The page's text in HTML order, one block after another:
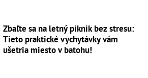
Zbaľte sa na letný piknik bez stresu:
Tieto praktické vychytávky vám
ušetria miesto v batohu!